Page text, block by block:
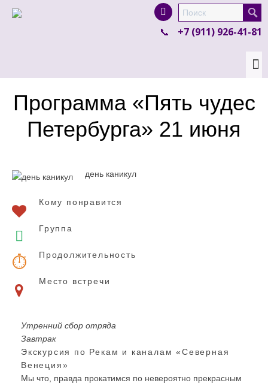
product in a size size .
colour items.
+7 (911) 926-41-81
Программа «Пять чудес
Петербурга» 21 июня
день каникул
Кому понравится
Группа
Продолжительность
Место встречи
Утренний сбор отряда
Завтрак
Экскурсия по Рекам и каналам «Северная
Венеция»
Мы что, правда прокатимся по невероятно прекрасным